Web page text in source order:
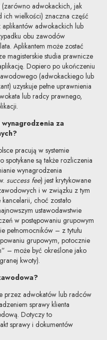
adwokackich, jak
ich wielkości) znaczna część
adwokackich lub
obu zawodów
Aplikantem może zostać
magisterskie studia prawnicze
Dopiero po ukończeniu
(adwokackiego lub
uzyskuje pełne uprawnienia
lub radcy prawnego,
wynagrodzenia za
pracują w systemie
spotykane są także rozliczenia
wynagrodzenia
success fee) jest krytykowane
i w związku z tym
choć zostało
ustawodawstwie
w postępowaniu grupowym
pełnomocników – z tytułu
grupowym, potocznie
– może być określone jako
kwoty).
przez adwokatów lub radców
sprawy klienta
Dotyczy to
sprawy i dokumentów